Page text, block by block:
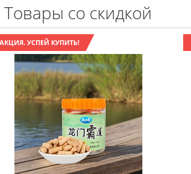
Товары со скидкой
АКЦИЯ. УСПЕЙ КУПИТЬ!